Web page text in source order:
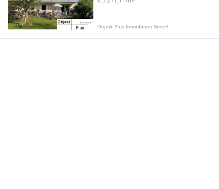
Objekt Plus Immobilien GmbH